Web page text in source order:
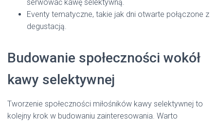
serwować kawę selektywną.
Eventy tematyczne, takie jak dni otwarte połączone z
degustacją.
Budowanie społeczności wokół
kawy selektywnej
Tworzenie społeczności miłośników kawy selektywnej to
kolejny krok w budowaniu zainteresowania. Warto